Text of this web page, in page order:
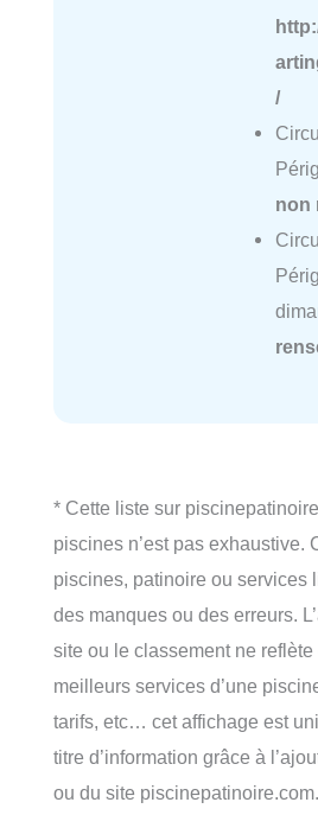
/
non
* Cette liste sur
piscines n’est pas exhaustive.
piscines, patinoire ou services
des manques ou des erreurs.
site ou le classement ne
meilleurs services d’une
tarifs, etc… cet affichage est
titre d’information grâce à
ou du site